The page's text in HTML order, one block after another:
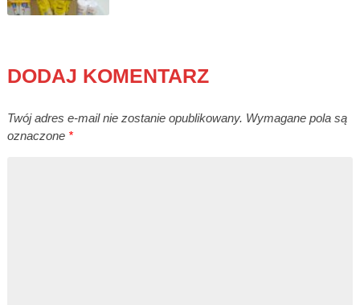
DODAJ KOMENTARZ
Twój adres e-mail nie zostanie opublikowany. Wymagane pola są
oznaczone *